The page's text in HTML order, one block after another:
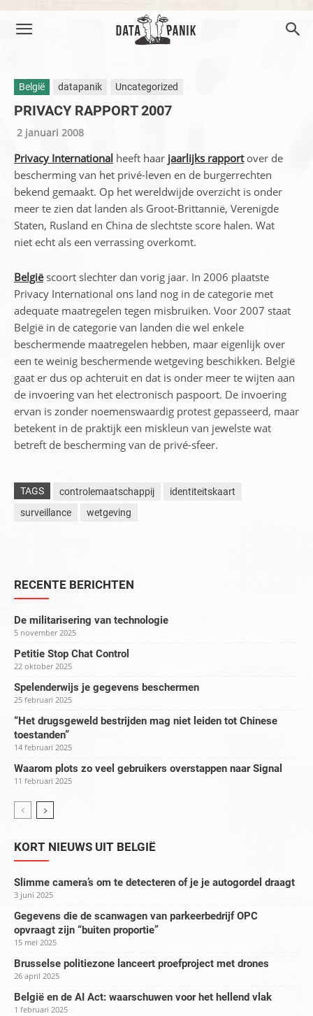
België datapanik Uncategorized
PRIVACY RAPPORT 2007
2 januari 2008
Privacy International heeft haar jaarlijks rapportover de
bescherming van het privé-leven en de burgerrechten
bekend gemaakt. Op het wereldwijde overzicht is onder
meer te zien dat landen als Groot-Brittannië, Verenigde
Staten, Rusland en China de slechtste score halen. Wat
niet echt als een verrassing overkomt.
Belgiëscoort slechter dan vorig jaar. In 2006 plaatste
Privacy International ons land nog in de categorie met
adequate maatregelen tegen misbruiken. Voor 2007 staat
België in de categorie van landen die wel enkele
beschermende maatregelen hebben, maar eigenlijk over
een te weinig beschermende wetgeving beschikken. België
gaat er dus op achteruit en dat is onder meer te wijten aan
de invoering van het electronisch paspoort. De invoering
ervan is zonder noemenswaardig protest gepasseerd, maar
betekent in de praktijk een miskleun van jewelste wat
betreft de bescherming van de privé-sfeer.
TAGS controlemaatschappij
identiteitskaart
surveillance
wetgeving
RECENTE BERICHTEN
De militarisering van technologie
5 november 2025
Petitie Stop Chat Control
22 oktober 2025
Spelenderwijs je gegevens beschermen
25 februari 2025
“Het drugsgeweld bestrijden mag niet leiden tot Chinese
toestanden”
14 februari 2025
Waarom plots zo veel gebruikers overstappen naar Signal
11 februari 2025
KORT NIEUWS UIT BELGIË
Slimme camera’s om te detecteren of je je autogordel draagt
3 juni 2025
Gegevens die de scanwagen van parkeerbedrijf OPC
opvraagt zijn “buiten proportie”
15 mei 2025
Brusselse politiezone lanceert proefproject met drones
26 april 2025
België en de AI Act: waarschuwen voor het hellend vlak
1 februari 2025